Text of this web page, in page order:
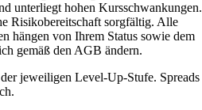
unterliegt hohen Kursschwankungen.
Risikobereitschaft sorgfältig. Alle
hängen von Ihrem Status sowie dem
gemäß den AGB ändern.
jeweiligen Level-Up-Stufe. Spreads